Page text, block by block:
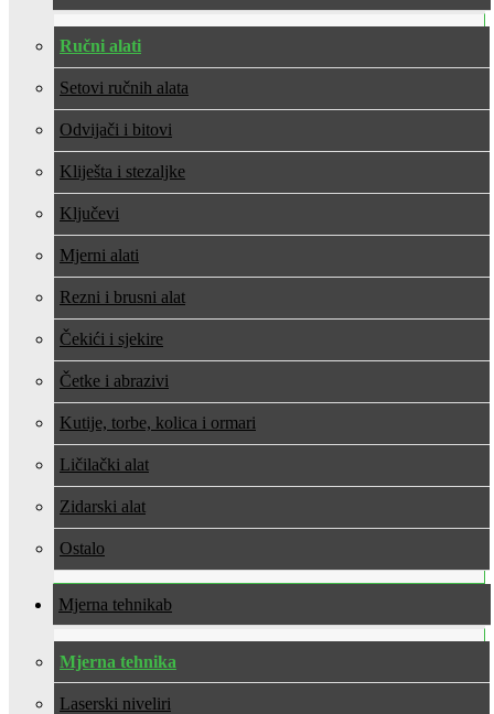
Ručni alati
Setovi ručnih alata
Odvijači i bitovi
Kliješta i stezaljke
Ključevi
Mjerni alati
Rezni i brusni alat
Čekići i sjekire
Četke i abrazivi
Kutije, torbe, kolica i ormari
Ličilački alat
Zidarski alat
Ostalo
Mjerna tehnika
Mjerna tehnika
Laserski niveliri